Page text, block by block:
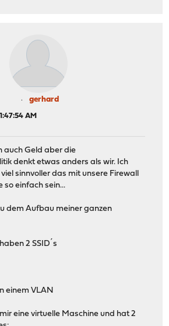
gerhard
AM
auch Geld aber die
denkt etwas anders als wir. Ich
sinnvoller das mit unsere Firewall
so einfach sein...
dem Aufbau meiner ganzen
2 SSID´s
einem VLAN
eine virtuelle Maschine und hat 2